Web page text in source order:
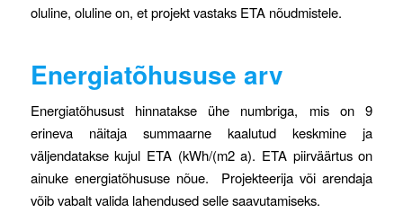
oluline, oluline on, et projekt vastaks ETA nõudmistele.
Energiatõhususe arv
Energiatõhusust hinnatakse ühe numbriga, mis on 9
erineva näitaja summaarne kaalutud keskmine ja
väljendatakse kujul ETA (kWh/(m2 a). ETA piirväärtus on
ainuke energiatõhususe nõue. Projekteerija või arendaja
võib vabalt valida lahendused selle saavutamiseks.